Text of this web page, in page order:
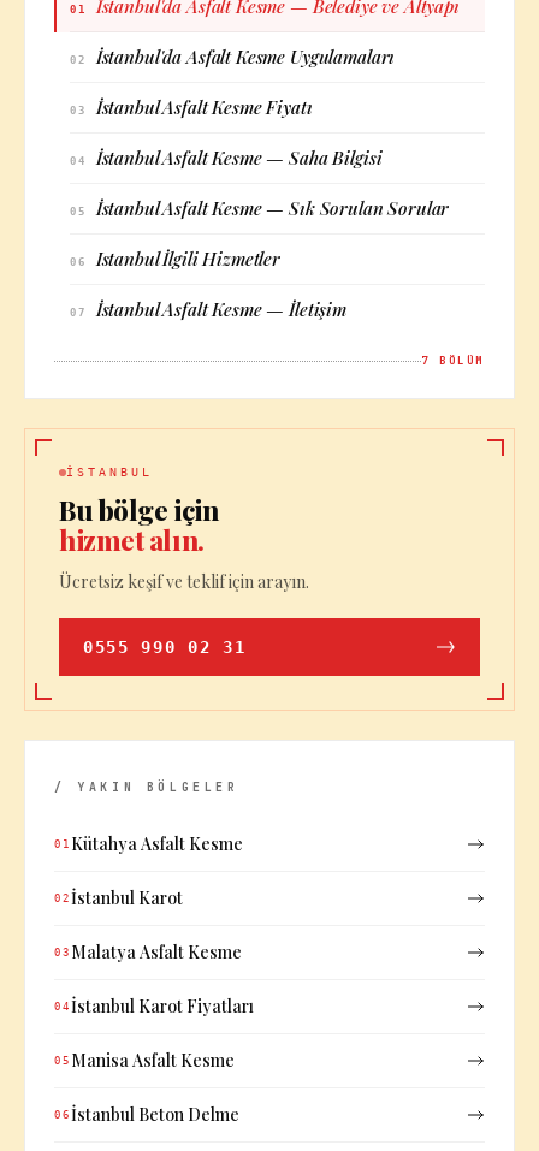
01 İstanbul'da Asfalt Kesme — Belediye ve Altyapı
02 İstanbul'da Asfalt Kesme Uygulamaları
03 İstanbul Asfalt Kesme Fiyatı
04 İstanbul Asfalt Kesme — Saha Bilgisi
05 İstanbul Asfalt Kesme — Sık Sorulan Sorular
06 Istanbul İlgili Hizmetler
07 İstanbul Asfalt Kesme — İletişim
7 BÖLÜM
İSTANBUL
Bu bölge için
hizmet alın.
Ücretsiz keşif ve teklif için arayın.
0555 990 02 31
/ YAKIN BÖLGELER
01 Kütahya Asfalt Kesme
02 İstanbul Karot
03 Malatya Asfalt Kesme
04 İstanbul Karot Fiyatları
05 Manisa Asfalt Kesme
06 İstanbul Beton Delme